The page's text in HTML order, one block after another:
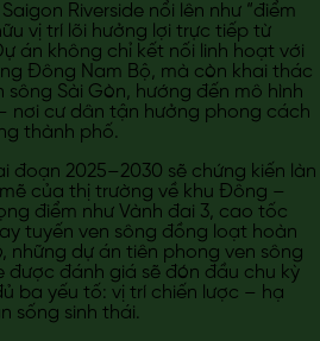
Riverside nổi lên như “điểm
vị trí lõi hưởng lợi trực tiếp từ
án không chỉ kết nối linh hoạt với
Đông Nam Bộ, mà còn khai thác
Sài Gòn, hướng đến mô hình
nơi cư dân tận hưởng phong cách
thành phố.
đoạn 2025–2030 sẽ chứng kiến làn
của thị trường về khu Đông –
điểm như Vành đai 3, cao tốc
tuyến ven sông đồng loạt hoàn
những dự án tiên phong ven sông
được đánh giá sẽ đón đầu chu kỳ
ba yếu tố: vị trí chiến lược – hạ
sống sinh thái.